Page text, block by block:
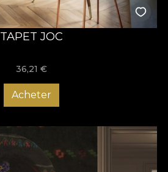
TAPET JOC
36,21 €
Acheter